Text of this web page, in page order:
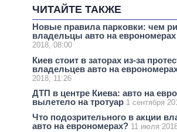
ЧИТАЙТЕ ТАКЖЕ
Новые правила парковки: чем
владельцы авто на еврономерах
2018, 08:00
Киев стоит в заторах из-за
владельцев авто на
2018, 11:26
ДТП в центре Киева: авто на
вылетело на тротуар 1 сентября
Что подозрительного в акции
авто на еврономерах? 11 июля